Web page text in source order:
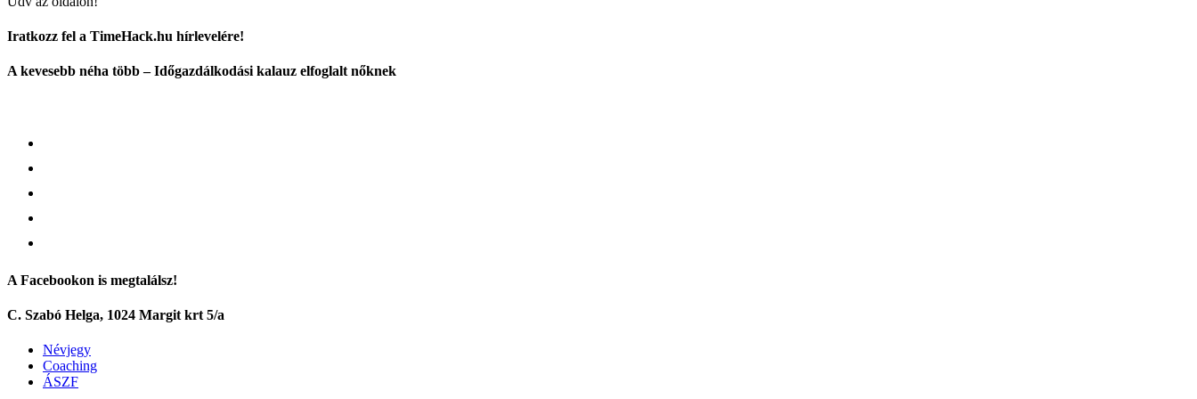
Iratkozz fel a TimeHack.hu hírlevelére!
A kevesebb néha több – Időgazdálkodási kalauz elfoglalt nőknek
A Facebookon is megtalálsz!
C. Szabó Helga, 1024 Margit krt 5/a
Névjegy
Coaching
ÁSZF